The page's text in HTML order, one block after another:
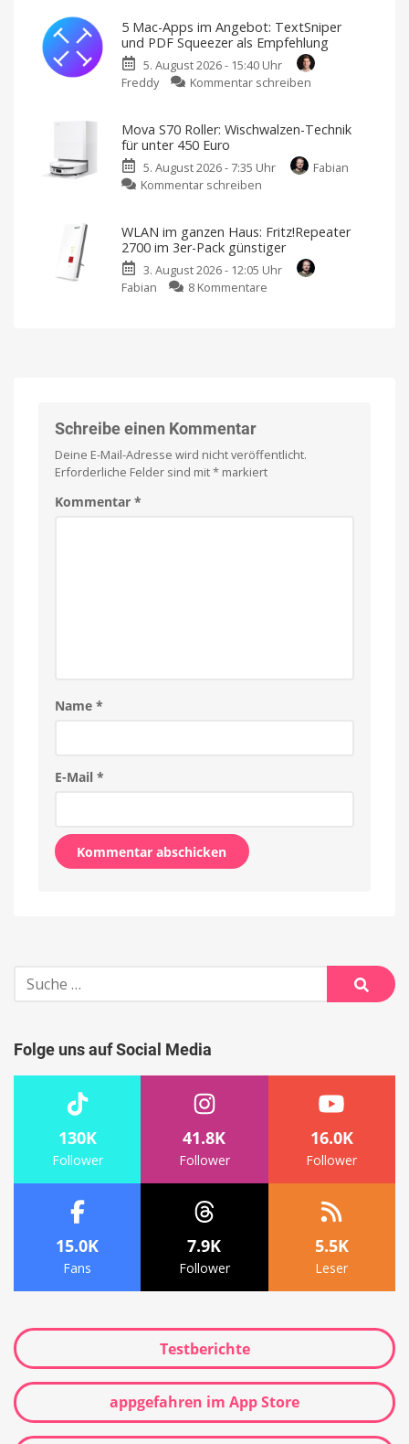
Große
Rabatte
gibt
nicht
Euro:
360-
Grad-
Überwachung
Blink
Mini
Pan-
Tilt
sonst
39,99
Euro
5 Mac-Apps im Angebot: TextSniper
und PDF Squeezer als Empfehlung
5. August 2026 - 15:40 Uhr
Freddy
Kommentar schreiben
Apps
Angebot:
Squeezer
als
Empfehlung
Mova S70 Roller: Wischwalzen-Technik
für unter 450 Euro
5. August 2026 - 7:35 Uhr
Fabian
Kommentar schreiben
Roller:
Wischwalzen-
Technik
für
WLAN im ganzen Haus: Fritz!Repeater
2700 im 3er-Pack günstiger
3. August 2026 - 12:05 Uhr
Fabian
8 Kommentare
günstiger
Schreibe einen Kommentar
Deine E-Mail-Adresse wird nicht veröffentlicht.
Erforderliche Felder sind mit* markiert
Kommentar *
Name *
E-Mail *
Suche
nach:
Suche
Folge uns auf Social Media
130K
Follower
41.8K
Follower
16.0K
Follower
15.0K
Fans
7.9K
Follower
5.5K
Leser
Testberichte
appgefahren im App Store